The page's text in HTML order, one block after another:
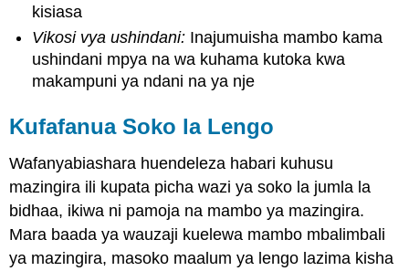
kisiasa
Vikosi vya ushindani: Inajumuisha mambo kama
ushindani mpya na wa kuhama kutoka kwa
makampuni ya ndani na ya nje
Kufafanua Soko la Lengo
Wafanyabiashara huendeleza habari kuhusu
mazingira ili kupata picha wazi ya soko la jumla la
bidhaa, ikiwa ni pamoja na mambo ya mazingira.
Mara baada ya wauzaji kuelewa mambo mbalimbali
ya mazingira, masoko maalum ya lengo lazima kisha